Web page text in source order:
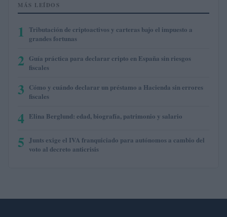
MÁS LEÍDOS
1 Tributación de criptoactivos y carteras bajo el impuesto a
grandes fortunas
2 Guía práctica para declarar cripto en España sin riesgos
fiscales
3 Cómo y cuándo declarar un préstamo a Hacienda sin errores
fiscales
4 Elina Berglund: edad, biografía, patrimonio y salario
5 Junts exige el IVA franquiciado para autónomos a cambio del
voto al decreto anticrisis